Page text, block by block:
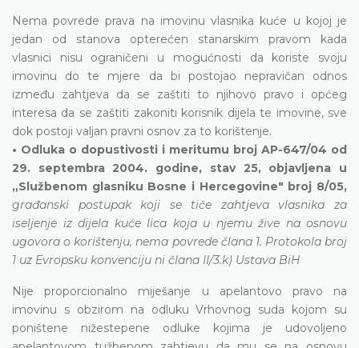
Nema povrede prava na imovinu vlasnika kuće u kojoj je
jedan od stanova opterećen stanarskim pravom kada
vlasnici nisu ograničeni u mogućnosti da koriste svoju
imovinu do te mjere da bi postojao nepravičan odnos
između zahtjeva da se zaštiti to njihovo pravo i općeg
interesa da se zaštiti zakoniti korisnik dijela te imovine, sve
dok postoji valjan pravni osnov za to korištenje.
• Odluka o dopustivosti i meritumu broj AP-647/04 od
29. septembra 2004. godine, stav 25, objavljena u
„Službenom glasniku Bosne i Hercegovine" broj 8/05,
građanski postupak koji se tiče zahtjeva vlasnika za
iseljenje iz dijela kuće lica koja u njemu žive na osnovu
ugovora o korištenju, nema povrede člana 1. Protokola broj
1 uz Evropsku konvenciju ni člana II/3.k) Ustava BiH
Nije proporcionalno miješanje u apelantovo pravo na
imovinu s obzirom na odluku Vrhovnog suda kojom su
poništene nižestepene odluke kojima je udovoljeno